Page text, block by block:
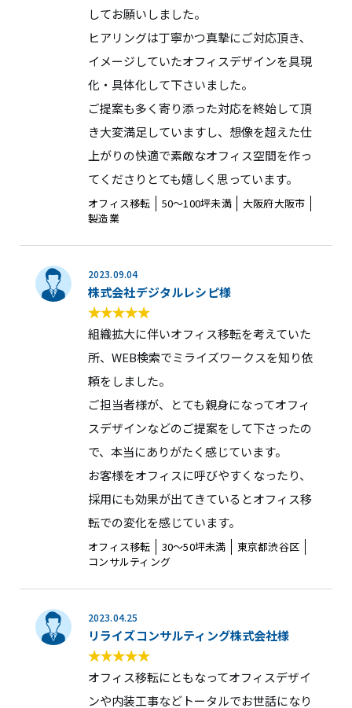
してお願いしました。
ヒアリングは丁寧かつ真摯にご対応頂き、
イメージしていたオフィスデザインを具現
化・具体化して下さいました。
ご提案も多く寄り添った対応を終始して頂
き大変満足していますし、想像を超えた仕
上がりの快適で素敵なオフィス空間を作っ
てくださりとても嬉しく思っています。
オフィス移転 50〜100坪未満
大阪府大阪市
製造業
2023.09.04
株式会社デジタルレシピ様
組織拡大に伴いオフィス移転を考えていた
所、WEB検索でミライズワークスを知り依
頼をしました。
ご担当者様が、とても親身になってオフィ
スデザインなどのご提案をして下さったの
で、本当にありがたく感じています。
お客様をオフィスに呼びやすくなったり、
採用にも効果が出てきているとオフィス移
転での変化を感じています。
オフィス移転 30〜50坪未満
東京都渋谷区
コンサルティング
2023.04.25
リライズコンサルティング株式会社様
オフィス移転にともなってオフィスデザイ
ンや内装工事などトータルでお世話になり